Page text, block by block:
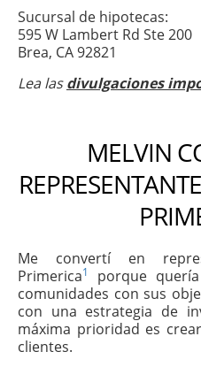
Sucursal de hipotecas:
595 W Lambert Rd Ste 200
Brea, CA 92821
Lea lasdivulgaciones
MELVIN
Me convertí en
Primerica1
porque
comunidades con sus
con una estrategia de
máxima prioridad es
clientes.